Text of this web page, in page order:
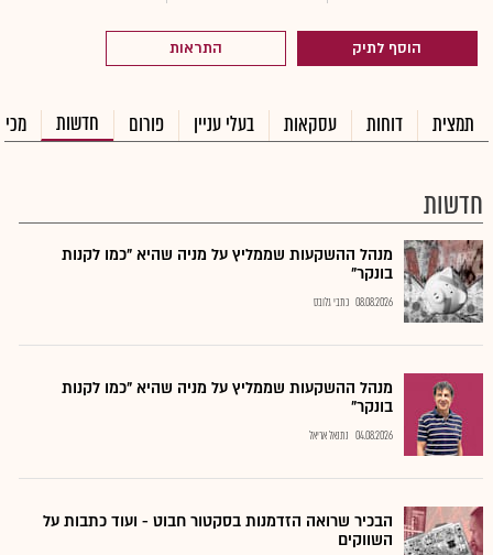
הוסף לתיק התראות
תמצית דוחות עסקאות בעלי עניין פורום חדשות
חדשות
מנהל ההשקעות שממליץ על מניה שהיא "כמו לקנות
בונקר"
08.08.2026 כתבי גלובס
מנהל ההשקעות שממליץ על מניה שהיא "כמו לקנות
בונקר"
04.08.2026 נתנאל אריאל
הבכיר שרואה הזדמנות בסקטור חבוט - ועוד כתבות על
השווקים